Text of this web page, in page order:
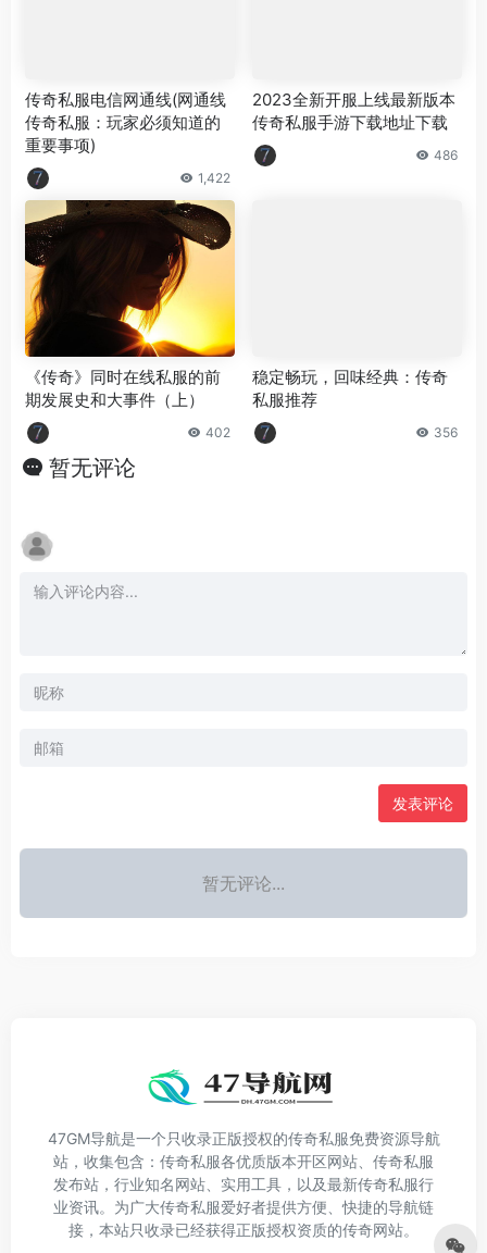
传奇私服电信网通线(网通线
传奇私服：玩家必须知道的
重要事项)
1,422
2023全新开服上线最新版本
传奇私服手游下载地址下载
486
《传奇》同时在线私服的前
期发展史和大事件（上）
402
稳定畅玩，回味经典：传奇
私服推荐
356
暂无评论
发表评论
暂无评论...
47GM导航是一个只收录正版授权的传奇私服免费资源导航
站，收集包含：传奇私服各优质版本开区网站、传奇私服
发布站，行业知名网站、实用工具，以及最新传奇私服行
业资讯。为广大传奇私服爱好者提供方便、快捷的导航链
接，本站只收录已经获得正版授权资质的传奇网站。